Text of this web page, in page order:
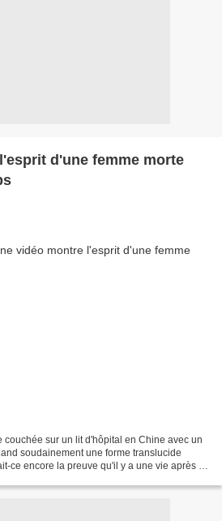
d'une femme morte
couchée sur un lit d'hôpital en Chine avec un
soudainement une forme translucide
ce encore la preuve qu'il y a une vie après la